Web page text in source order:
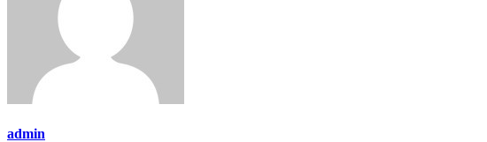
admin